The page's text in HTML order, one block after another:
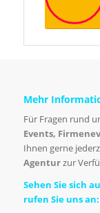
Mehr
Für Fragen rund
Events,
Ihnen gerne
Agenturzur
Sehen Sie sich
rufen Sie uns an: